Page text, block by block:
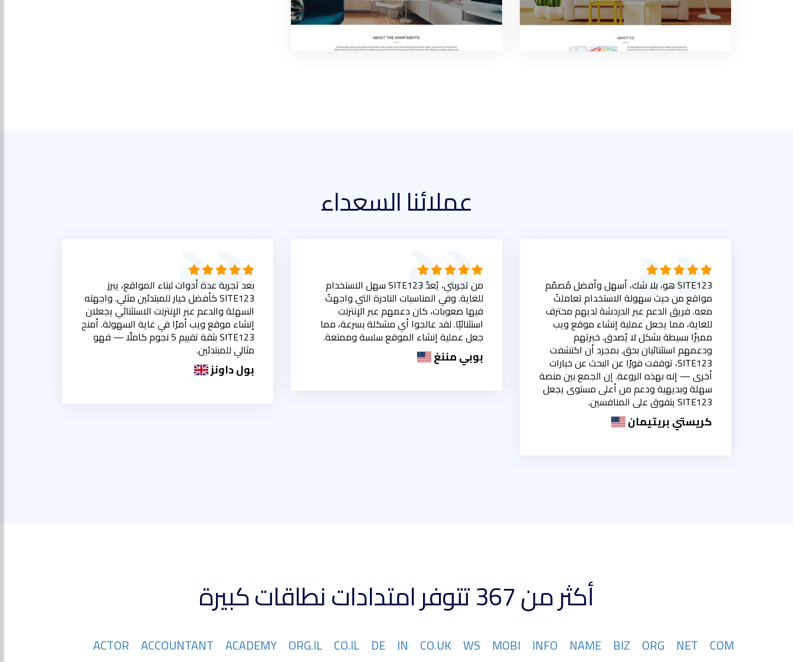
عملائنا السعداء
SITE123 هو، بلا شك، أسهل وأفضل مُصمّم
مواقع من حيث سهولة الاستخدام تعاملتُ
معه. فريق الدعم عبر الدردشة لديهم محترف
للغاية، مما يجعل عملية إنشاء موقع ويب
مميزًا بسيطة بشكل لا يُصدق. خبرتهم
ودعمهم استثنائيان بحق. بمجرد أن اكتشفت
SITE123، توقفت فورًا عن البحث عن خيارات
أخرى — إنه بهذه الروعة. إن الجمع بين منصة
سهلة وبديهية ودعم من أعلى مستوى يجعل
SITE123 يتفوق على المنافسين.
كريستي بريتيمان
من تجربتي، يُعدّ SITE123 سهل الاستخدام
للغاية. وفي المناسبات النادرة التي واجهتُ
فيها صعوبات، كان دعمهم عبر الإنترنت
استثنائيًا. لقد عالجوا أي مشكلة بسرعة، مما
جعل عملية إنشاء الموقع سلسة وممتعة.
بوبي مننغ
بعد تجربة عدة أدوات لبناء المواقع، يبرز
SITE123 كأفضل خيار للمبتدئين مثلي. واجهته
السهلة والدعم عبر الإنترنت الاستثنائي يجعلان
إنشاء موقع ويب أمرًا في غاية السهولة. أمنح
SITE123 بثقة تقييم 5 نجوم كاملًا — فهو
مثالي للمبتدئين.
بول داونز
أكثر من 367 تتوفر امتدادات نطاقات كبيرة
COM
NET
ORG
BIZ
NAME
INFO
MOBI
WS
CO.UK
IN
DE
CO.IL
ORG.IL
ACADEMY
ACCOUNTANT
ACTOR